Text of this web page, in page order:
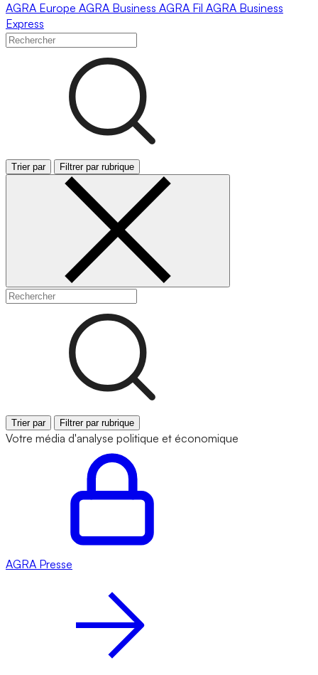
AGRA Europe AGRA Business AGRA Fil AGRA Business
Express
Trier par Filtrer par rubrique
Trier par Filtrer par rubrique
Votre média d'analyse politique et économique
AGRA Presse